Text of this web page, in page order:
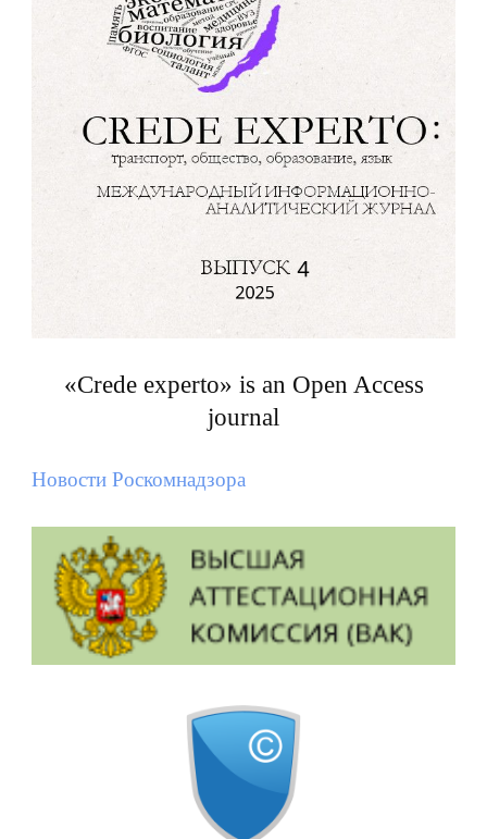
«Crede experto» is an Open Access
journal
Новости Роскомнадзора